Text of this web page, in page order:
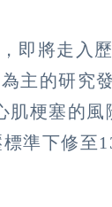
即將走入
主的研究
梗塞的風
準下修至